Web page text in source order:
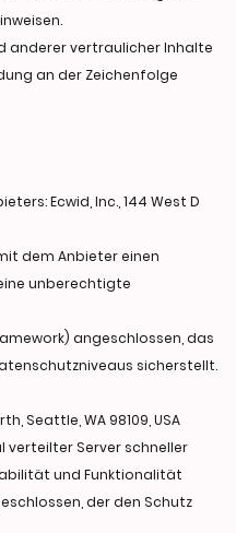
anderer vertraulicher Inhalte
an der Zeichenfolge
Ecwid, Inc., 144 West D
dem Anbieter einen
unberechtigte
angeschlossen, das
sicherstellt.
Seattle, WA 98109, USA
verteilter Server schneller
und Funktionalität
der den Schutz